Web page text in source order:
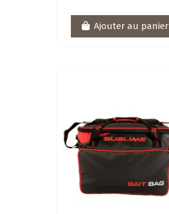
Ajouter au panier